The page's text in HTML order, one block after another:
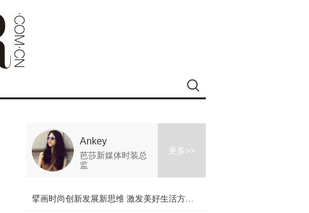
Ankey
芭莎新媒体时装总
监
更多>>